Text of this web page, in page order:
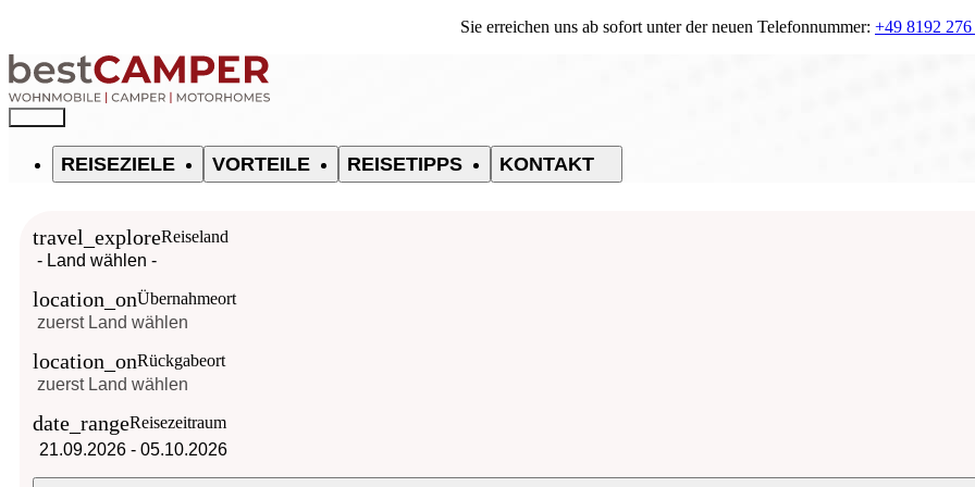
Sie erreichen uns ab sofort unter der neuen Telefonnummer: +49 8192 276
REISEZIELE VORTEILE REISETIPPS KONTAKT
travel_exploreReiseland
location_onÜbernahmeort
location_onRückgabeort
date_rangeReisezeitraum
21.09.2026 - 05.10.2026